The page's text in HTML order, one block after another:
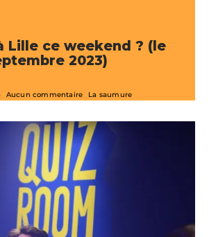
Lille ce weekend ? (le
2023)
Aucun commentaire La saumure